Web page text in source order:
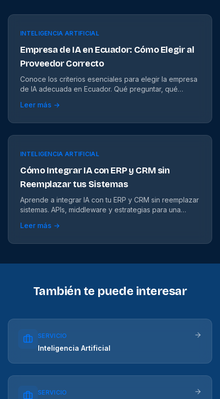
INTELIGENCIA ARTIFICIAL
Empresa de IA en Ecuador: Cómo Elegir al
Proveedor Correcto
Conoce los criterios esenciales para elegir la empresa
de IA adecuada en Ecuador. Qué preguntar, qué
Leer más →
INTELIGENCIA ARTIFICIAL
Cómo Integrar IA con ERP y CRM sin
Reemplazar tus Sistemas
Aprende a integrar IA con tu ERP y CRM sin reemplazar
sistemas. APIs, middleware y estrategias para una
Leer más →
También te puede interesar
SERVICIO
Inteligencia Artificial
SERVICIO